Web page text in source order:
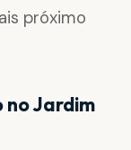
próximo
no Jardim